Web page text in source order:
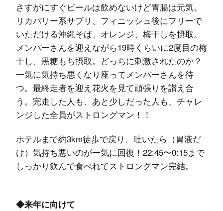
さすがにすぐビールは飲めないけど胃腸は元気。
リカバリー系サプリ、フィニッシュ後にフリーで
いただける沖縄そば、オレンジ、梅干しを摂取。
メンバーさんを迎えながら19時くらいに2度目の梅
干し、黒糖もち摂取。どっちに刺激されたのか？
一気に気持ち悪くなり座ってメンバーさんを待
つ。最終走者を迎え花火を見て頑張りを讃え合
う。完走した人も、あと少しだった人も、チャレ
ンジした全員がストロングマン！！
ホテルまで約3km徒歩で戻り、吐いたら（胃液だ
け）気持ち悪いのが一気に回復！22:45〜0:15まで
しっかり飲んで食べれてストロングマン完結。
◆来年に向けて